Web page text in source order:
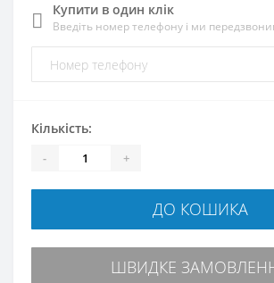
Купити в один клік
Введіть номер телефону і ми
Кількість:
- +
ДО КОШИКА
ШВИДКЕ